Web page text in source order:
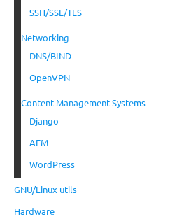
SSH/SSL/TLS
Networking
DNS/BIND
OpenVPN
Content Management Systems
Django
AEM
WordPress
GNU/Linux utils
Hardware